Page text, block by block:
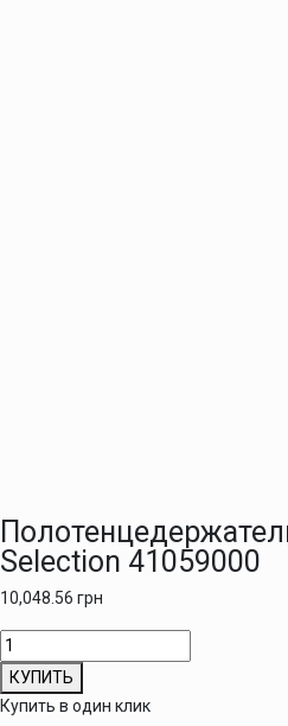
Selection 41059000
10,048.56 грн
Количество
товара
Полотенцедержатель
Grohe
КУПИТЬ
Купить в один клик